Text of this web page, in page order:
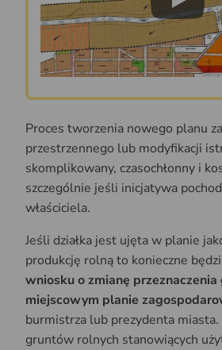
Play
Proces tworzenia nowego planu
przestrzennego lub modyfikacji
skomplikowany, czasochłonny i
szczególnie jeśli inicjatywa
właściciela.
Jeśli działka jest ujęta w planie
produkcję rolną to konieczne
wniosku o zmianę
miejscowym planie
burmistrza lub prezydenta miasta.
gruntów rolnych stanowiących